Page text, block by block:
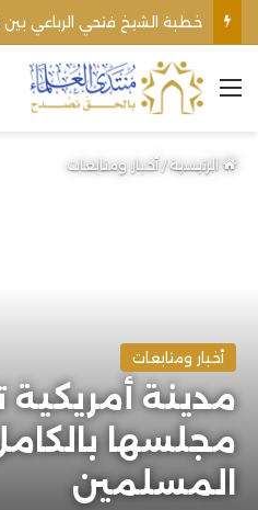
القائمة
الرئيسية/أخبار ومتابعات
أخبار ومتابعات
مدينة
مجلسها
المسلمين